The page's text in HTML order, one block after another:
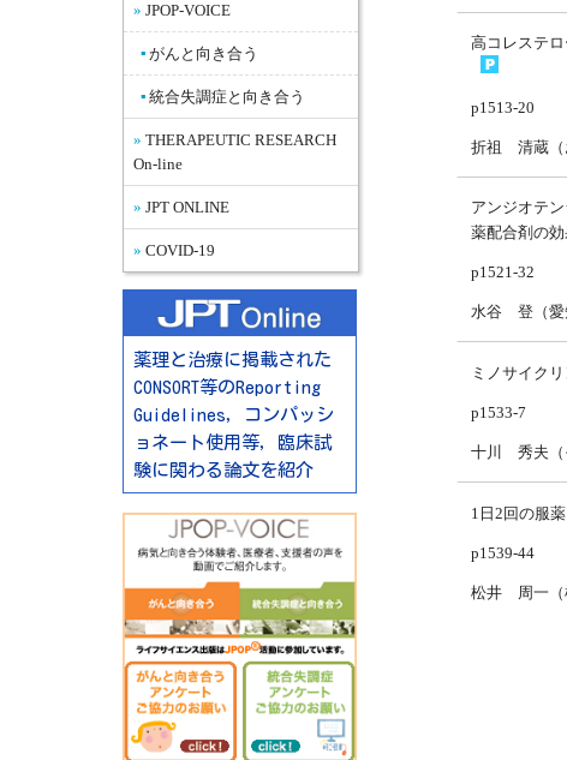
JPOP-VOICE
がんと向き合う
統合失調症と向き合う
THERAPEUTIC RESEARCH
On-line
JPT ONLINE
COVID-19
薬理と治療に掲載された
CONSORT等のReporting
Guidelines，コンパッシ
ョネート使用等，臨床試
験に関わる論文を紹介
高コレステ
p1513-20
折祖 清蔵（
アンジオテ
薬配合剤の効
p1521-32
水谷 登（愛
ミノサイク
p1533-7
十川 秀夫（
1日2回の服
p1539-44
松井 周一（